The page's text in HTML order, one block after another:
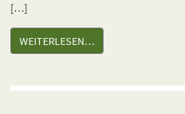
[…]
WEITERLESEN…